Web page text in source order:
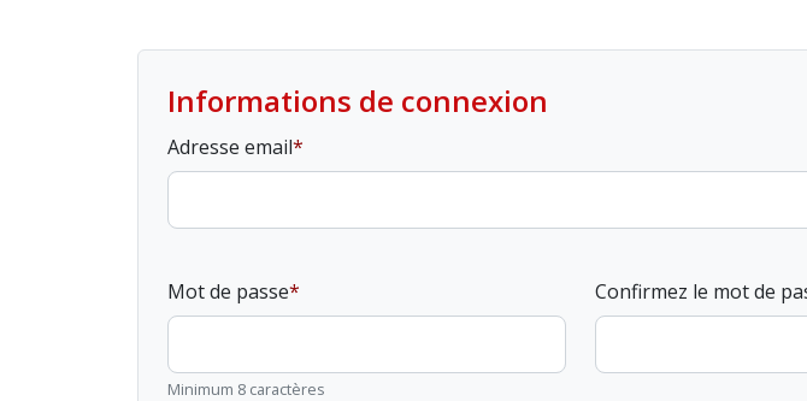
Informations de connexion
Adresse email
Mot de passe
Minimum 8 caractères
Confirmez le mot de